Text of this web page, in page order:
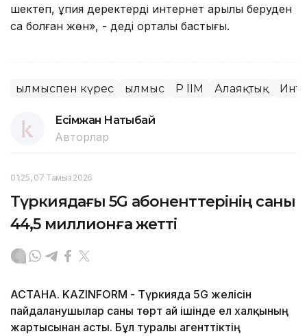
шектеп, құпия деректерді интернет арқылы беруден
сақ болған жөн», - деді орталық бастығы.
Қылмыспен күрес Қылмыс ҚР ІІМ Алаяқтық
Есімжан Нақтыбай
Авторлар
01:25, 07 Тамыз 2026
Түркиядағы 5G абоненттерінің саны
44,5 миллионға жетті
АСТАНА. KAZINFORM - Түркияда 5G желісін
пайдаланушылар саны төрт ай ішінде ел халқының
жартысынан асты. Бұл туралы агенттіктің